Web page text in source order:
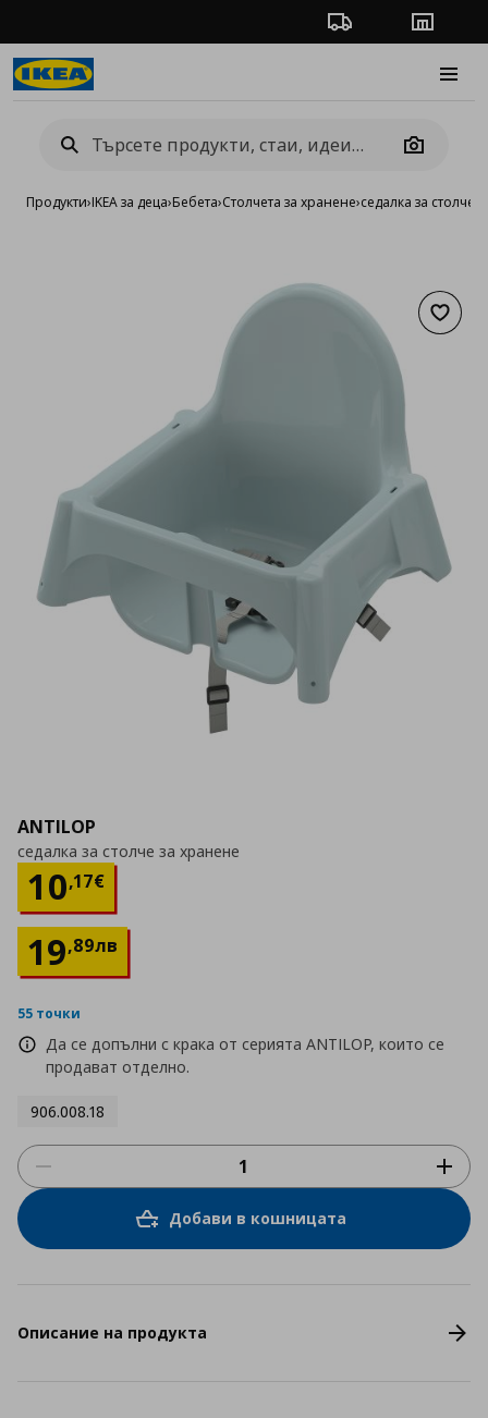
Проследяване на
Camera
Продукти›IKEA за деца›Бебета›Столчета за хранене›седалка за столче
ANTILOP
седалка за столче за хранене
10,17€
Цена
19,89лв
55 точки
Да се допълни с крака от серията ANTILOP, които се
продават отделно.
906.008.18
Добави в кошницата
Описание на продукта